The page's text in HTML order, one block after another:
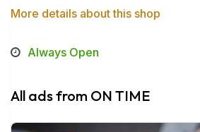
More details about this shop
Always Open
All ads from ON TIME